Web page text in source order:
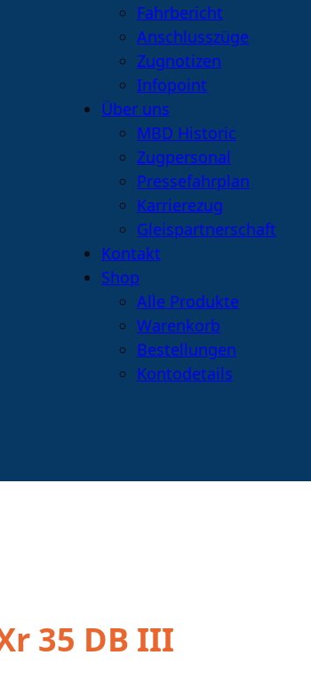
Fahrbericht
Anschlusszüge
Zugnotizen
Infopoint
Über uns
MBD Historic
Zugpersonal
Pressefahrplan
Karrierezug
Gleispartnerschaft
Kontakt
Shop
Alle Produkte
Warenkorb
Bestellungen
Kontodetails
35 DB III